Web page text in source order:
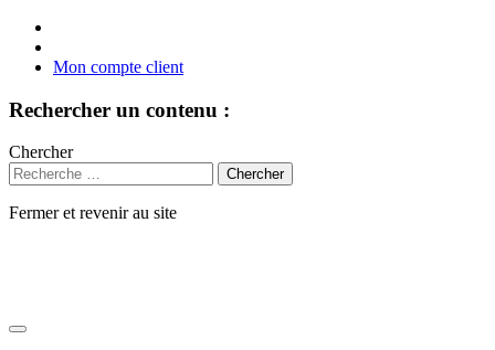
Mon compte client
Rechercher un contenu :
Chercher
Fermer et revenir au site